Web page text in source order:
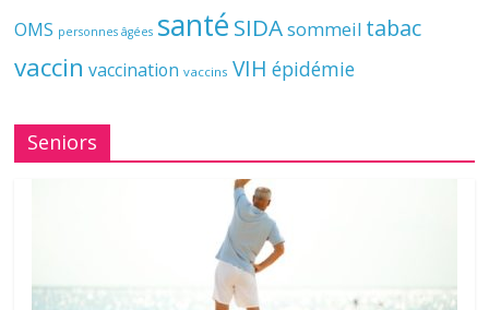
OMS personnes âgées santé SIDAsommeil tabac
vaccin vaccination vaccins VIH épidémie
Seniors